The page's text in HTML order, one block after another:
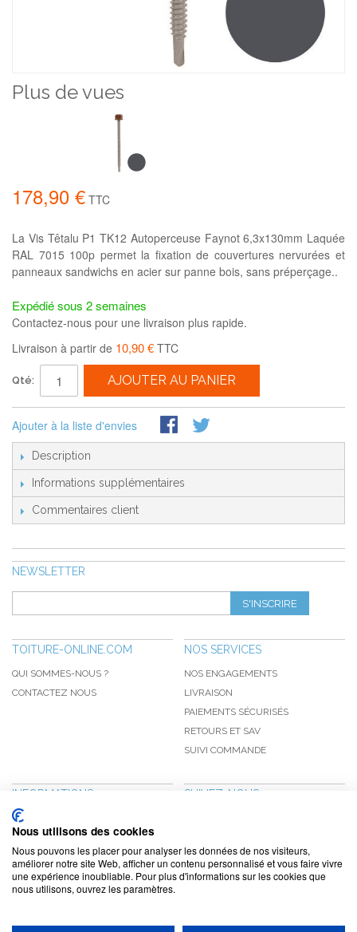
Plus de vues
178,90 € TTC
La Vis Têtalu P1 TK12 Autoperceuse Faynot 6,3x130mm Laquée
RAL 7015 100p permet la fixation de couvertures nervurées et
panneaux sandwichs en acier sur panne bois, sans préperçage..
Expédié sous 2 semaines
Contactez-nous pour une livraison plus rapide.
Livraison à partir de 10,90 € TTC
Qté: AJOUTER AU PANIER
Ajouter à la liste d'envies
Description
Informations supplémentaires
Commentaires client
NEWSLETTER
S'INSCRIRE
TOITURE-ONLINE.COM
QUI SOMMES-NOUS ?
CONTACTEZ NOUS
NOS SERVICES
NOS ENGAGEMENTS
LIVRAISON
PAIEMENTS SÉCURISÉS
RETOURS ET SAV
SUIVI COMMANDE
INFORMATIONS
NOUVEAUTÉS
PROMOTIONS
CGV
CONFIDENTIALITÉ
MENTIONS LÉGALES
SUIVEZ-NOUS
NOTRE BLOG
Nous utilisons des cookies
Nous pouvons les placer pour analyser les données de nos visiteurs,
améliorer notre site Web, afficher un contenu personnalisé et vous faire vivre
une expérience inoubliable. Pour plus d'informations sur les cookies que
nous utilisons, ouvrez les paramètres.